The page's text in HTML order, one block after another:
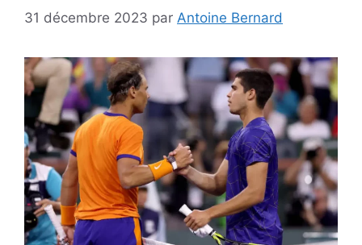
31 décembre 2023 par Antoine Bernard